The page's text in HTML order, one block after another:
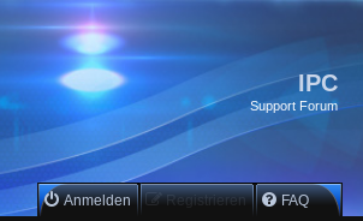
IPC
Support Forum
Anmelden Registrieren FAQ